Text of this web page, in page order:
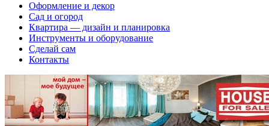
Оформление и декор
Сад и огород
Квартира — дизайн и планировка
Инструменты и оборудование
Сделай сам
Контакты